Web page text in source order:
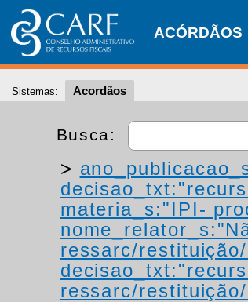
ACÓRDÃOS
Sistemas: Acordãos
Busca:
>
materia_s:"IPI-
ressarc/
ressarc/